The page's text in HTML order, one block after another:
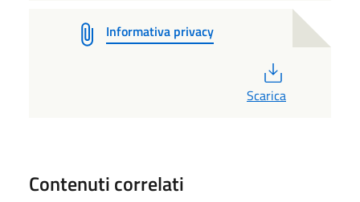
Informativa privacy
Scarica
Contenuti correlati